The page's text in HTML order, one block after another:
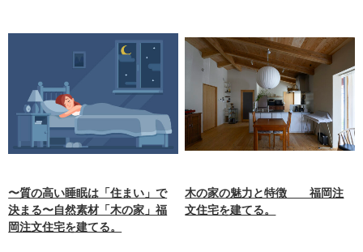
〜質の高い睡眠は「住まい」で
決まる〜自然素材「木の家」福
岡注文住宅を建てる。
木の家の魅力と特徴 福岡注
文住宅を建てる。